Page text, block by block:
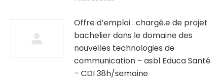
Offre d’emploi : chargé.e de projet
bachelier dans le domaine des
nouvelles technologies de
communication – asbl Educa Santé
– CDI 38h/semaine